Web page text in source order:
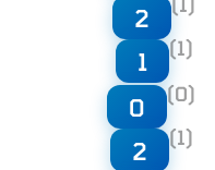
2 (1)
1 (1)
0 (0)
2 (1)